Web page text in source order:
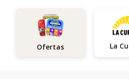
Ofertas La